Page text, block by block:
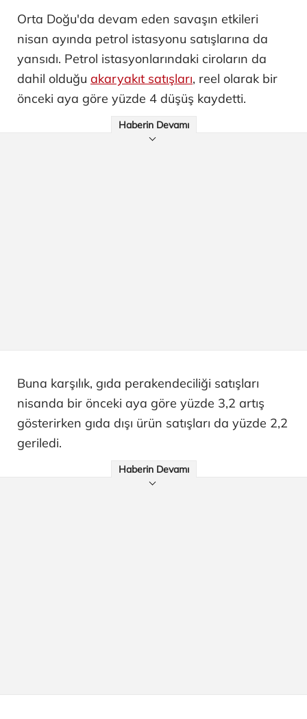
Orta Doğu'da devam eden savaşın etkileri
nisan ayında petrol istasyonu satışlarına da
yansıdı. Petrol istasyonlarındaki ciroların da
dahil olduğu akaryakıt satışları, reel olarak bir
önceki aya göre yüzde 4 düşüş kaydetti.
Haberin Devamı
Buna karşılık, gıda perakendeciliği satışları
nisanda bir önceki aya göre yüzde 3,2 artış
gösterirken gıda dışı ürün satışları da yüzde 2,2
geriledi.
Haberin Devamı